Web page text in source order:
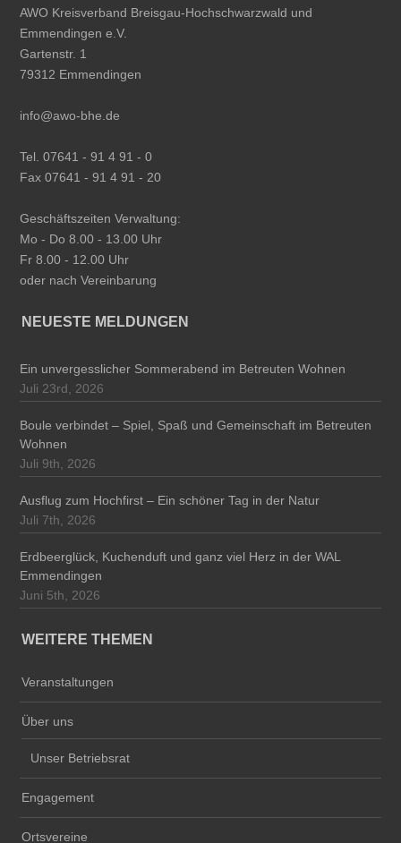
AWO Kreisverband Breisgau-Hochschwarzwald und
Emmendingen e.V.
Gartenstr. 1
79312 Emmendingen
info@awo-bhe.de
Tel. 07641 - 91 4 91 - 0
Fax 07641 - 91 4 91 - 20
Geschäftszeiten Verwaltung:
Mo - Do 8.00 - 13.00 Uhr
Fr 8.00 - 12.00 Uhr
oder nach Vereinbarung
NEUESTE MELDUNGEN
Ein unvergesslicher Sommerabend im Betreuten Wohnen
Juli 23rd, 2026
Boule verbindet – Spiel, Spaß und Gemeinschaft im Betreuten
Wohnen
Juli 9th, 2026
Ausflug zum Hochfirst – Ein schöner Tag in der Natur
Juli 7th, 2026
Erdbeerglück, Kuchenduft und ganz viel Herz in der WAL
Emmendingen
Juni 5th, 2026
WEITERE THEMEN
Veranstaltungen
Über uns
Unser Betriebsrat
Engagement
Ortsvereine